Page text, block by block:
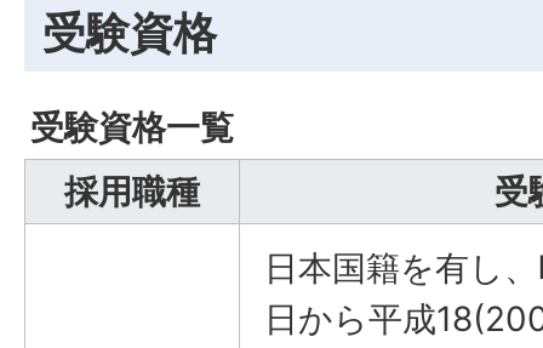
受験資格
受験資格一覧
採用職種
受
日本国籍を有し
日から平成